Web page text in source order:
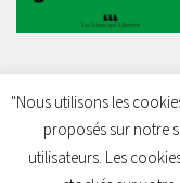
Charleroi Pour la
"Nous utilisons les
proposés sur notre
utilisateurs. Les